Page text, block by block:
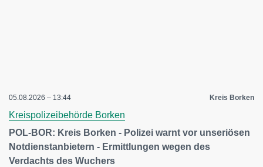
05.08.2026 – 13:44 Kreis Borken
Kreispolizeibehörde Borken
POL-BOR: Kreis Borken - Polizei warnt vor unseriösen
Notdienstanbietern - Ermittlungen wegen des
Verdachts des Wuchers